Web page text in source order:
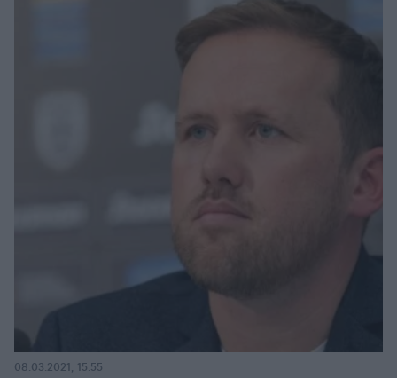
08.03.2021, 15:55